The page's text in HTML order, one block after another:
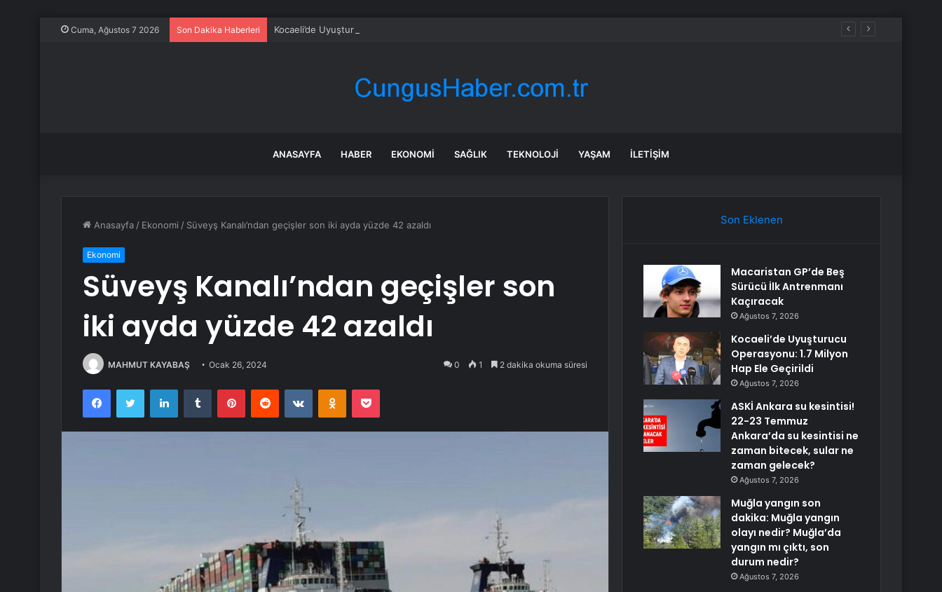
Cuma, Ağustos 7 2026 Son Dakika Haberleri Kocaeli’de Uyuşturucu Operasyonu: 1.7 Milyon Hap Ele Geçirildi
ANASAYFA HABER EKONOMI SAĞLIK TEKNOLOJI YAŞAM İLETIŞIM
Anasayfa / Ekonomi / Süveyş Kanalı’ndan geçişler son iki ayda yüzde 42 azaldı
Ekonomi
Süveyş Kanalı’ndan geçişler son
iki ayda yüzde 42 azaldı
MAHMUT KAYABAŞ Ocak 26, 2024 0 1 2 dakika okuma süresi
FacebookTwitter LinkedInTumblr PinterestReddit VKontakteOdnoklassniki
Pocket
Son Eklenen
Macaristan GP’de Beş
Sürücü İlk Antrenmanı
Kaçıracak
Ağustos 7, 2026
Kocaeli’de Uyuşturucu
Operasyonu: 1.7 Milyon
Hap Ele Geçirildi
Ağustos 7, 2026
ASKİ Ankara su kesintisi!
22-23 Temmuz
Ankara’da su kesintisi ne
zaman bitecek, sular ne
zaman gelecek?
Ağustos 7, 2026
Muğla yangın son
dakika: Muğla yangın
olayı nedir? Muğla’da
yangın mı çıktı, son
durum nedir?
Ağustos 7, 2026